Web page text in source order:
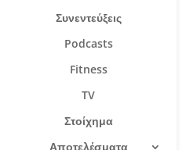
Συνεντεύξεις
Podcasts
Fitness
TV
Στοίχημα
Αποτελέσματα